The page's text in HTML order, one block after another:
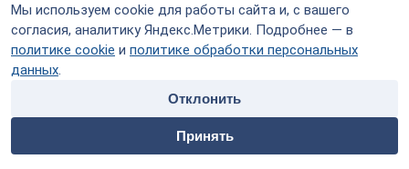
Мы используем cookie для работы сайта и, с вашего
согласия, аналитику Яндекс.Метрики. Подробнее — в
политике cookie и политике обработки персональных
данных.
Отклонить
Принять
home people
Специалисты
payment contacts
работе с психозами.
* Программа модуля клинического семинара предназначен
для психоаналитиков, психотерапевтов, психологов,
Московского городского Психоэндокринологического